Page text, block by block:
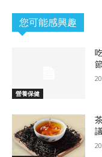
您可能感興趣
營養保健